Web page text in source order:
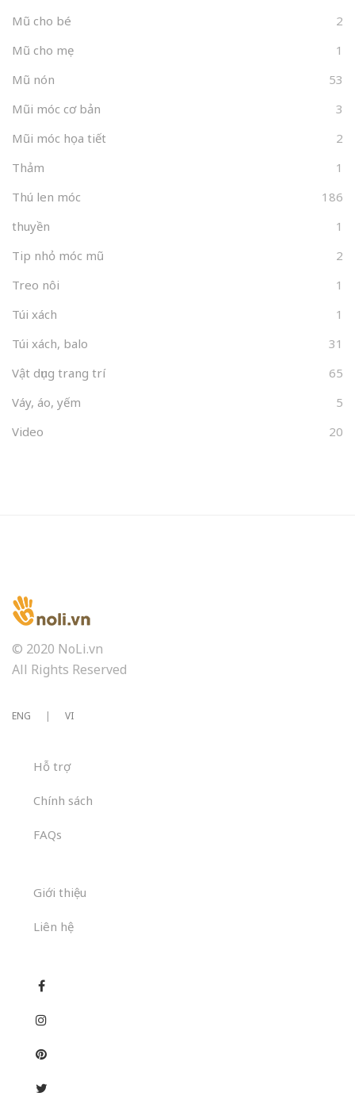
Mũ cho bé
2
Mũ cho mẹ
1
Mũ nón
53
Mũi móc cơ bản
3
Mũi móc họa tiết
2
Thảm
1
Thú len móc
186
thuyền
1
Tip nhỏ móc mũ
2
Treo nôi
1
Túi xách
1
Túi xách, balo
31
Vật dụng trang trí
65
Váy, áo, yếm
5
Video
20
© 2020 NoLi.vn
All Rights Reserved
ENG | VI
Hỗ trợ
Chính sách
FAQs
Giới thiệu
Liên hệ